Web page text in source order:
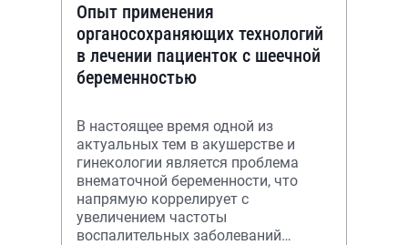
Опыт применения
органосохраняющих технологий
в лечении пациенток с шеечной
беременностью
В настоящее время одной из
актуальных тем в акушерстве и
гинекологии является проблема
внематочной беременности, что
напрямую коррелирует с
увеличением частоты
воспалительных заболеваний